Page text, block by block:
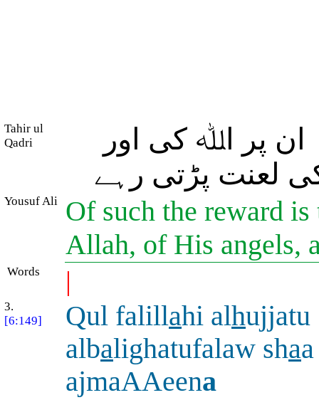
Tahir ul
Qadri
پر اﷲ کی اور
لعنت پڑتی رہے
Yousuf Ali
Of such the reward
Allah, of His angels,
Words |
3.
[6:149]
Qul falillahi alhujjatu
albalighatufalaw sha
ajmaAAeena